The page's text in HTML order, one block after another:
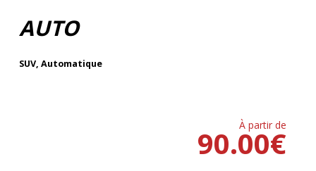
AUTO
SUV, Automatique
À partir de
€
90.00